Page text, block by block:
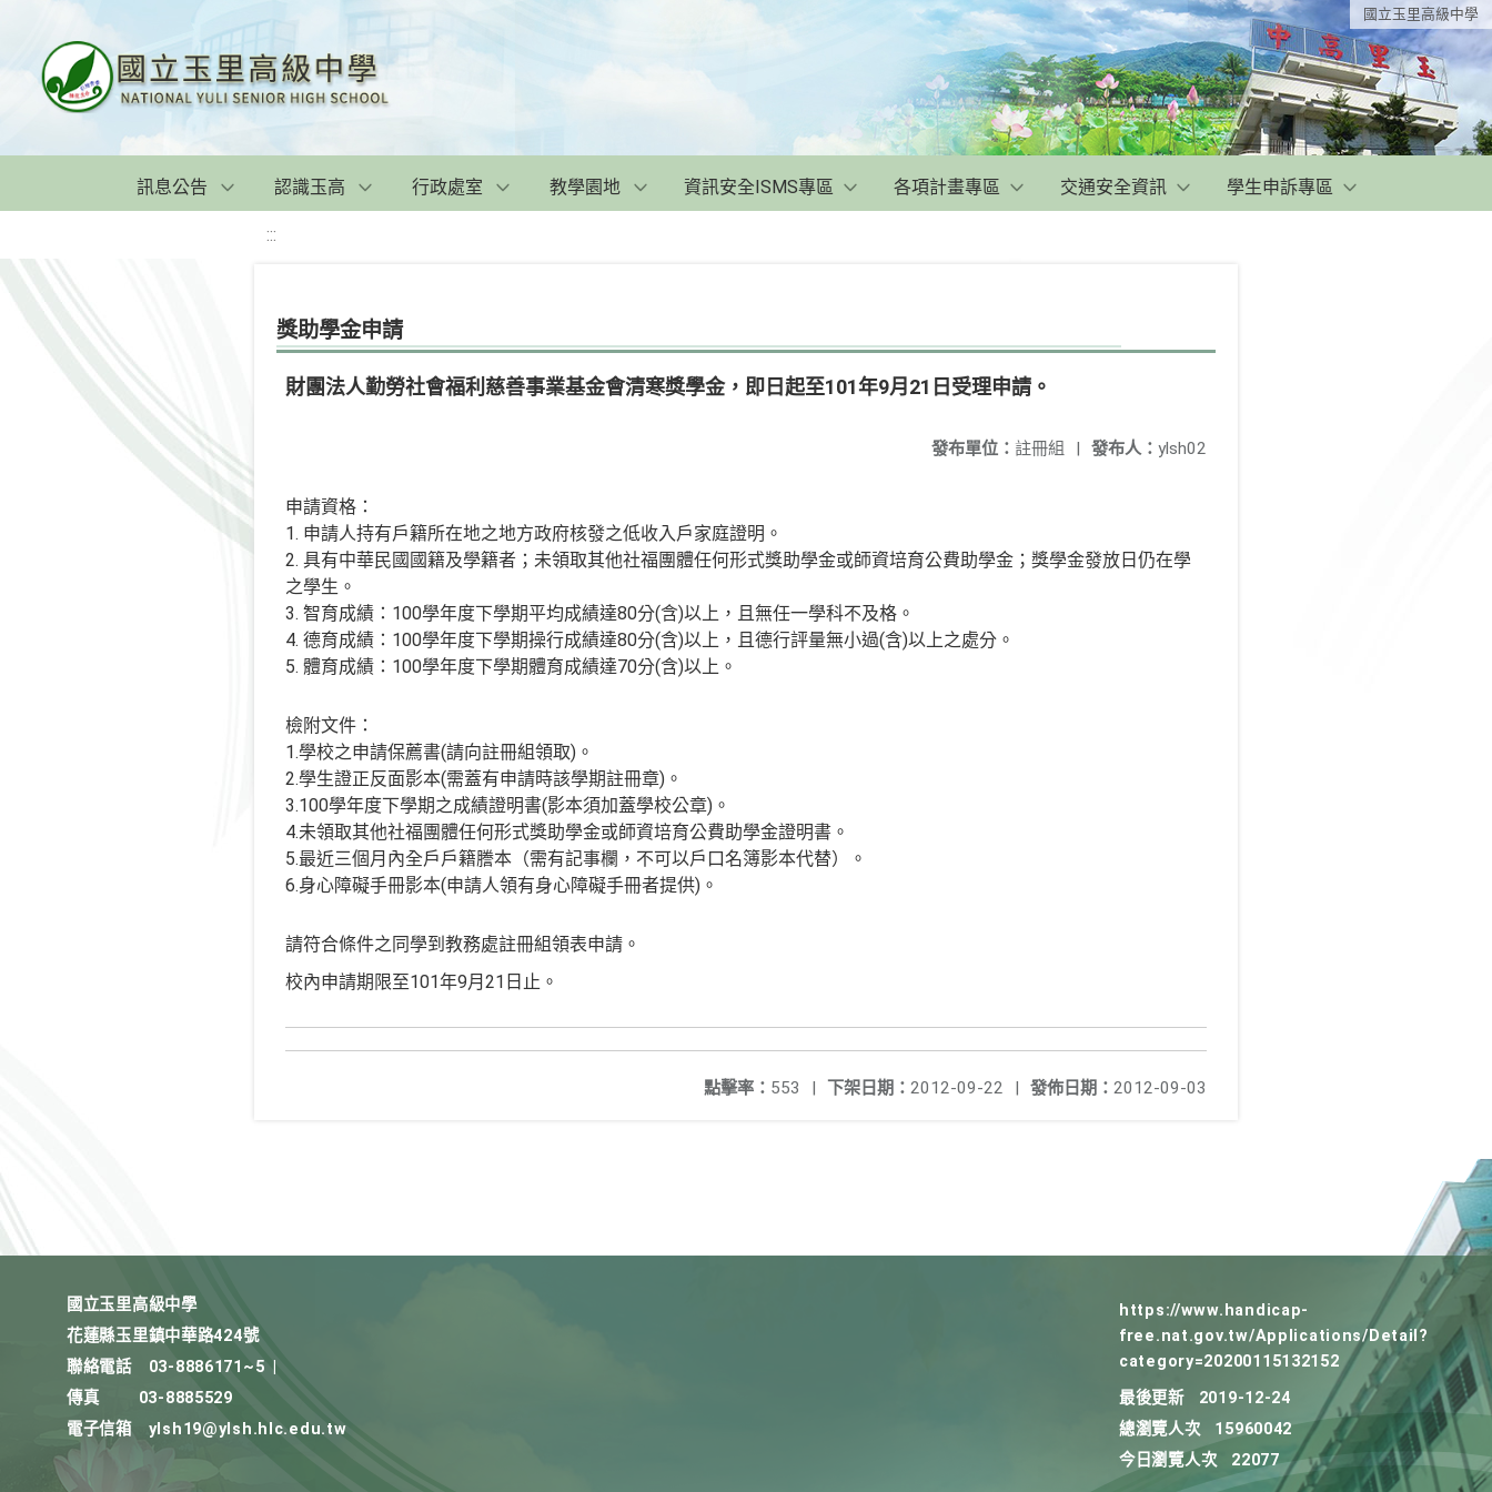
國立玉里高級中學
訊息公告 認識玉高 行政處室 教學園地 資訊安全ISMS專區 各項計畫專區 交通安全資訊 學生申訴專區
:::
獎助學金申請
財團法人勤勞社會福利慈善事業基金會清寒獎學金，即日起至101年9月21日受理申請。
發布人： ylsh02
發布單位： 註冊組 |
申請資格：
1. 申請人持有戶籍所在地之地方政府核發之低收入戶家庭證明。
2. 具有中華民國國籍及學籍者；未領取其他社福團體任何形式獎助學金或師資培育公費助學金；獎學金發放日仍在學
之學生。
3. 智育成績：100學年度下學期平均成績達80分(含)以上，且無任一學科不及格。
4. 德育成績：100學年度下學期操行成績達80分(含)以上，且德行評量無小過(含)以上之處分。
5. 體育成績：100學年度下學期體育成績達70分(含)以上。
檢附文件：
1.學校之申請保薦書(請向註冊組領取)。
2.學生證正反面影本(需蓋有申請時該學期註冊章)。
3.100學年度下學期之成績證明書(影本須加蓋學校公章)。
4.未領取其他社福團體任何形式獎助學金或師資培育公費助學金證明書。
5.最近三個月內全戶戶籍謄本（需有記事欄，不可以戶口名簿影本代替）。
6.身心障礙手冊影本(申請人領有身心障礙手冊者提供)。
請符合條件之同學到教務處註冊組領表申請。
校內申請期限至101年9月21日止。
發佈日期： 2012-09-03
下架日期： 2012-09-22 |
點擊率： 553 |
國立玉里高級中學
花蓮縣玉里鎮中華路424號
聯絡電話
03-8886171~5
傳真
03-8885529
電子信箱
ylsh19@ylsh.hlc.edu.tw
https://www.handicap-
free.nat.gov.tw/Applications/Detail?
category=20200115132152
最後更新
2019-12-24
總瀏覽人次
15960042
今日瀏覽人次
22077